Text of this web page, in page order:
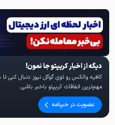
دیگه از اخبار کریپتو جا نمون!
کافیه والکس رو توی گوگل نیوز دنبال کنی
مهم‌ترین اتفاقات کریپتو باخبر باشی.
عضویت در خبرنامه